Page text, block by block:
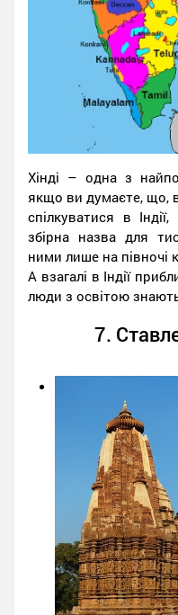
Хінді – одна з
якщо ви думаєте, що,
спілкуватися в
збірна назва для
ними лише на півночі
А взагалі в Індії
люди з освітою знають
7.